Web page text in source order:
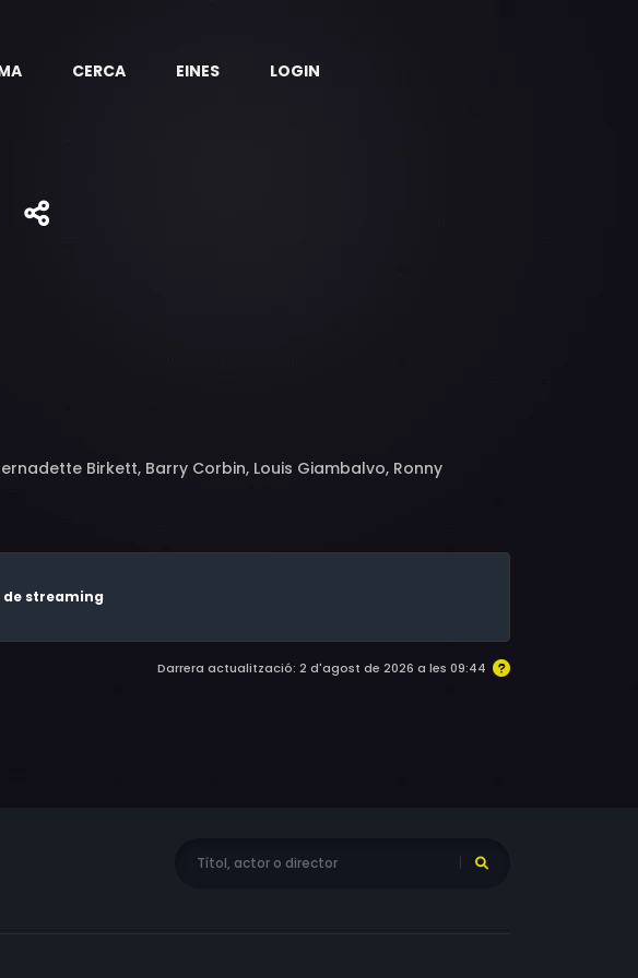
CERCA EINES LOGIN
Birkett, Barry Corbin, Louis Giambalvo, Ronny
John Megna, Michael Richards, Ron Rifkin, Joe Santos,
L. Taylor, George Wendt, Steve Allen, Jayne Meadows, Randi
Randi Brough, Army Archerd, Allyce Beasley, Peter Brocco,
Michael Gallup, Jason Hervey, Damon Hines, Jerry Hoffman,
Jeffrey Lampert, Paul Larson, Russ Marin, Randall Miller,
Perlow, Hal Riddle, Jerry Seinfeld, Harvey Miller, Charlie
Nora Gaye, Victoria Cooke, Tracey Walter, Richard Kind, Vance
streaming
Darrera actualització: 2 d'agost de 2026 a les 09:44